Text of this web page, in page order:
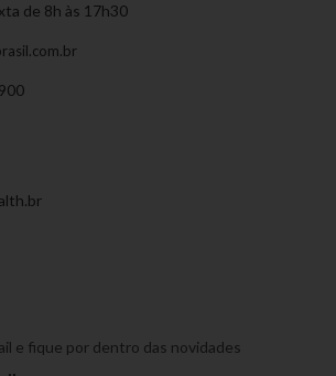
de 8h às 17h30
e fique por dentro das novidades